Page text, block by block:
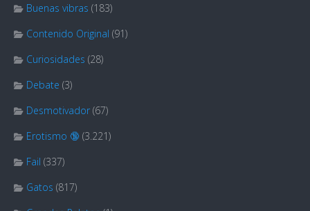
Buenas vibras (183)
Contenido Original (91)
Curiosidades (28)
Debate (3)
Desmotivador (67)
Erotismo 🔞 (3.221)
Fail (337)
Gatos (817)